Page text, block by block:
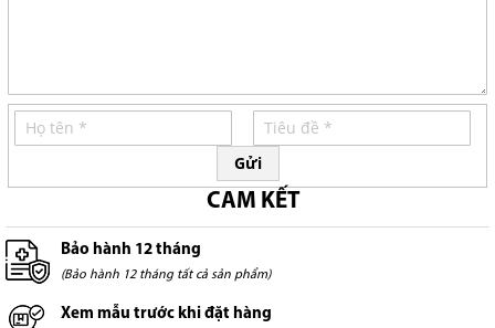
Gửi
CAM KẾT
Bảo hành 12 tháng
(Bảo hành 12 tháng tất cả sản phẩm)
Xem mẫu trước khi đặt hàng